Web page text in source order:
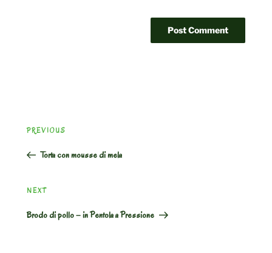
navigation
Previous
PREVIOUS
Torta con mousse di mela
Next
NEXT
Brodo di pollo – in Pentola a Pressione